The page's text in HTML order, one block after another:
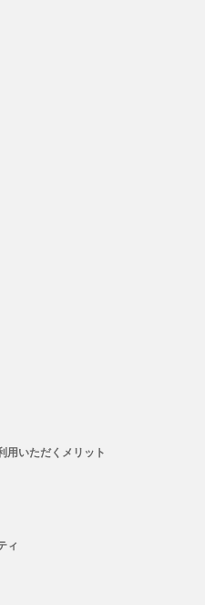
用いただくメリット
ィ